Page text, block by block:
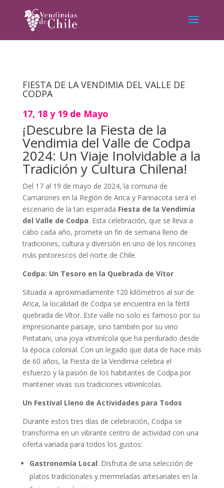
FIESTA DE LA VENDIMIA DEL VALLE DE
CODPA
17, 18 y 19 de Mayo
¡Descubre la Fiesta de la
Vendimia del Valle de Codpa
2024: Un Viaje Inolvidable a la
Tradición y Cultura Chilena!
Del 17 al 19 de mayo de 2024, la comuna de
Camarones en la Región de Arica y Parinacota será el
escenario de la tan esperada Fiesta de la Vendimia
del Valle de Codpa. Esta celebración, que se lleva a
cabo cada año, promete un fin de semana lleno de
tradiciones, cultura y diversión en uno de los rincones
más pintorescos del norte de Chile.
Codpa: Un Tesoro en la Quebrada de Vítor
Situada a aproximadamente 120 kilómetros al sur de
Arica, la localidad de Codpa se encuentra en la fértil
quebrada de Vítor. Este valle no solo es famoso por su
impresionante paisaje, sino también por su vino
Pintatani, una joya vitivinícola que ha perdurado desde
la época colonial. Con un legado que data de hace más
de 60 años, la Fiesta de la Vendimia celebra el
esfuerzo y la pasión de los habitantes de Codpa por
mantener vivas sus tradiciones vitivinícolas.
Un Festival Lleno de Actividades para Todos
Durante estos tres días de celebración, Codpa se
transforma en un vibrante centro de actividad con una
oferta variada para todos los gustos:
Gastronomía Local: Disfruta de una selección de
platos tradicionales y mermeladas artesanales en la